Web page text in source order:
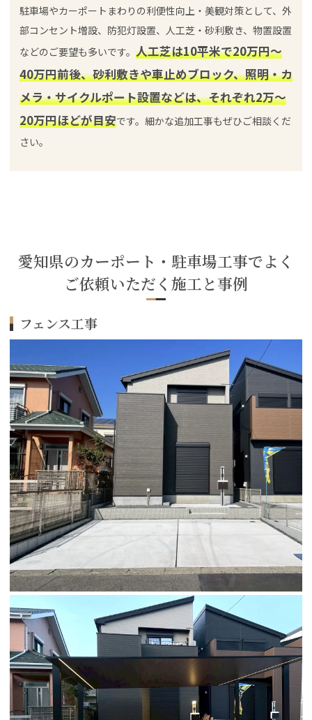
駐車場やカーポートまわりの利便性向上・美観対策として、外
部コンセント増設、防犯灯設置、人工芝・砂利敷き、物置設置
などのご要望も多いです。 人工芝は10平米で20万円〜
40万円前後、砂利敷きや車止めブロック、照明・カ
メラ・サイクルポート設置などは、それぞれ2万〜
20万円ほどが目安です。細かな追加工事もぜひご相談くだ
さい。
愛知県のカーポート・駐車場工事でよく
ご依頼いただく施工と事例
フェンス工事